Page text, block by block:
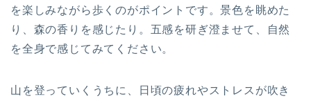
を楽しみながら歩くのがポイントです。景色を眺めた
り、森の香りを感じたり。五感を研ぎ澄ませて、自然
を全身で感じてみてください。
山を登っていくうちに、日頃の疲れやストレスが吹き